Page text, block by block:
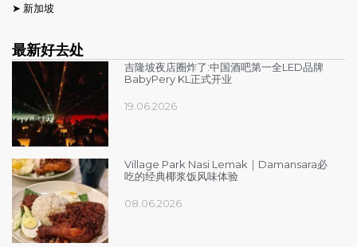
最新好去处
吉隆坡夜店圈炸了:中国酒吧第一全LED品牌
BabyPery KL正式开业
19.06.2026
Village Park Nasi Lemak｜Damansara必
吃的经典椰浆饭风味体验
08.06.2026
➤ 新加坡